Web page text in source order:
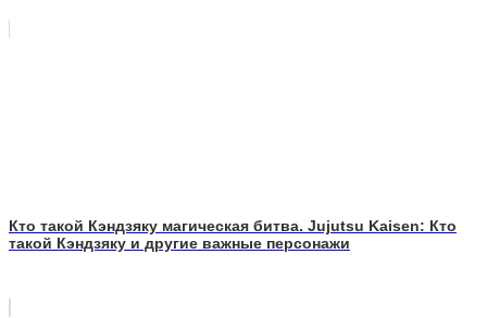
Кто такой Кэндзяку магическая битва. Jujutsu Kaisen: Кто
такой Кэндзяку и другие важные персонажи